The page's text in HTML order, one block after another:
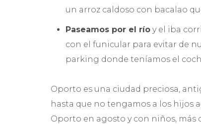
un arroz caldoso con bacalao
Paseamos por el río y el iba
con el funicular para evitar de
parking donde teníamos el
Oporto es una ciudad preciosa,
hasta que no tengamos a los hijos
Oporto en agosto y con niños, más